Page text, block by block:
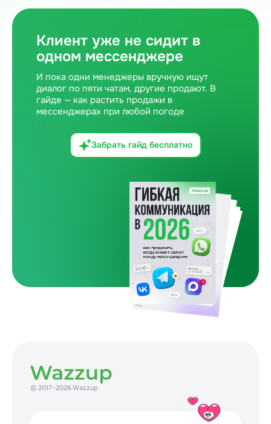
Один покупатель и пять препятствий
Как бизнес сам усложняет путь до покупки
Клиент уже не сидит в
одном мессенджере
И пока одни менеджеры вручную ищут
диалог по пяти чатам, другие продают. В
гайде — как растить продажи в
мессенджерах при любой погоде
Забрать гайд бесплатно
© 2017–2026 Wazzup